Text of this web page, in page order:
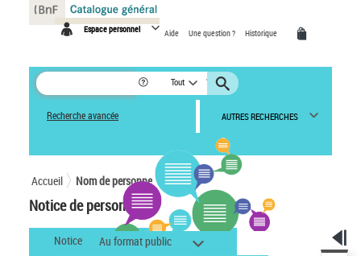
Espace personnel Aide Une question ? Historique
Tout
Recherche avancée AUTRES RECHERCHES
Accueil Nom de personne
Notice de personne
Notice Au format public
Panneau de gestion des cookies